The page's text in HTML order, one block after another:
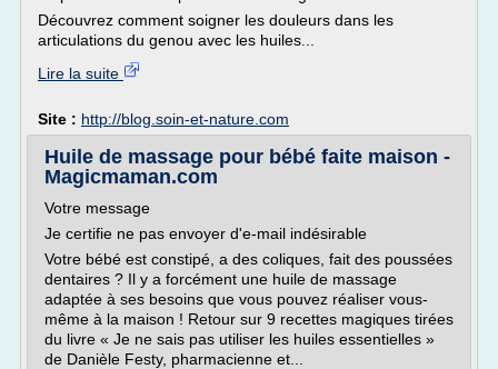
Découvrez comment soigner les douleurs dans les
articulations du genou avec les huiles...
Lire la suite
Site : http://blog.soin-et-nature.com
Huile de massage pour bébé faite maison -
Magicmaman.com
Votre message
Je certifie ne pas envoyer d'e-mail indésirable
Votre bébé est constipé, a des coliques, fait des poussées
dentaires ? Il y a forcément une huile de massage
adaptée à ses besoins que vous pouvez réaliser vous-
même à la maison ! Retour sur 9 recettes magiques tirées
du livre « Je ne sais pas utiliser les huiles essentielles »
de Danièle Festy, pharmacienne et...